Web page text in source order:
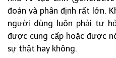
đoán và phân định rất lớn.
người dùng luôn phải tự
được cung cấp hoặc được
sự thật hay không.